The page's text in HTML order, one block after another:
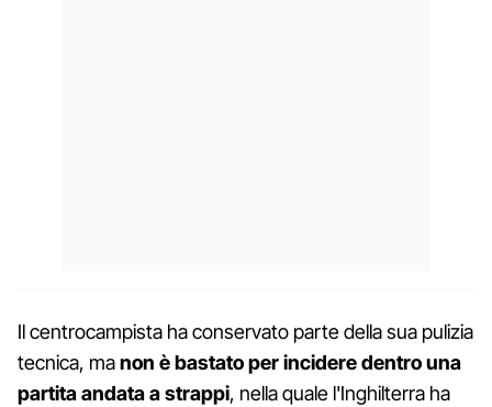
Il centrocampista ha conservato parte della sua pulizia
tecnica, manon è bastato per incidere dentro una
partita andata a strappi, nella quale l'Inghilterra ha